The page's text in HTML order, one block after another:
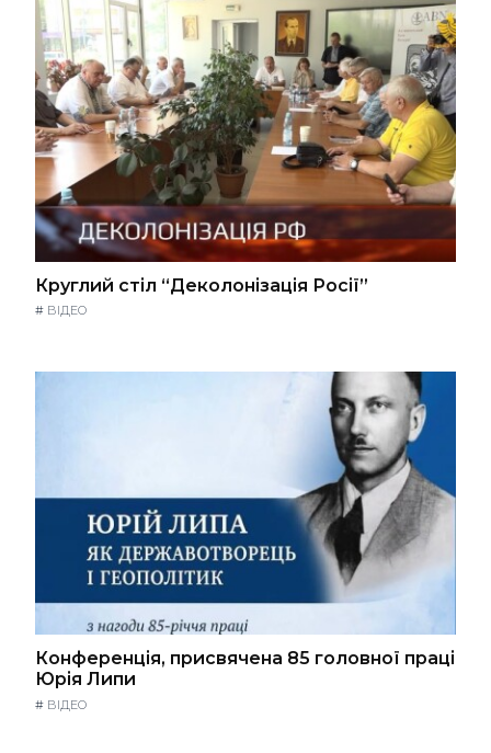
Круглий стіл “Деколонізація Росії”
# ВІДЕО
Конференція, присвячена 85 головної праці
Юрія Липи
# ВІДЕО